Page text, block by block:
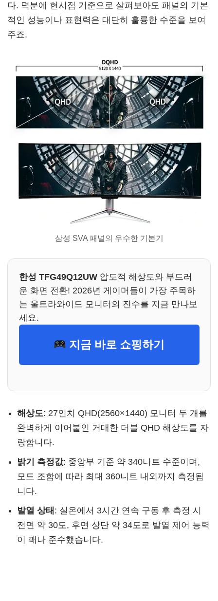
다. 덕분에 현시점 기준으로 살펴보아도 패널의 기본
적인 성능이나 표현력은 대단히 훌륭한 수준을 보여
주죠.
삼성 SVA 패널의 우수한 기본기
한성 TFG49Q12UW압도적 해상도와 부드러
운 화면 전환! 2026년 게이머들이 가장 주목하
는 울트라와이드 모니터의 진수를 지금 만나보
세요.
지금 바로 쇼핑하기
해상도: 27인치 QHD(2560×1440) 모니터 두 개를
완벽하게 이어붙인 거대한 더블 QHD 해상도를 자
랑합니다.
밝기 측정값: 중앙부 기준 약 340니트 수준이며,
모드 조합에 따라 최대 360니트 내외까지 측정됩
니다.
발열 상태 : 실온에서 3시간 연속 구동 후 측정 시
전면 약 30도, 후면 상단 약 34도로 발열 제어 능력
이 꽤나 준수했습니다.